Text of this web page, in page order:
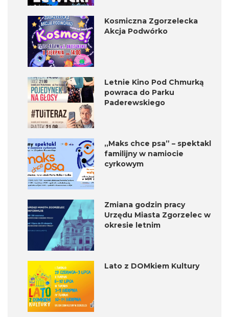
Kosmiczna Zgorzelecka
Akcja Podwórko
Letnie Kino Pod Chmurką
powraca do Parku
Paderewskiego
,,Maks chce psa” – spektakl
familijny w namiocie
cyrkowym
Zmiana godzin pracy
Urzędu Miasta Zgorzelec w
okresie letnim
Lato z DOMkiem Kultury